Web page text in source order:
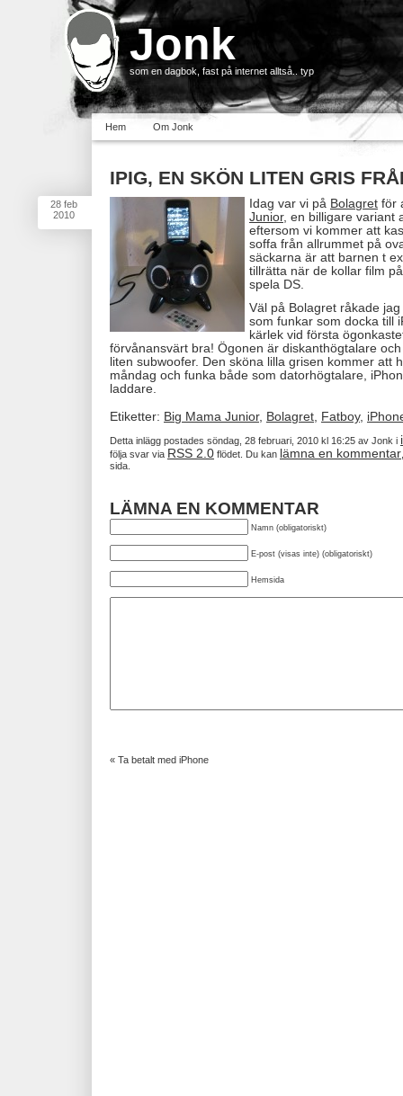
Jonk
som en dagbok, fast på internet alltså.. typ
Hem Om Jonk
28 feb
2010
IPIG, EN SKÖN LITEN GRIS
Idag var vi på Bolagret för
Junior, en billigare variant
eftersom vi kommer att
soffa från allrummet på
säckarna är att barnen t
tillrätta när de kollar film
spela DS.
Väl på Bolagret råkade
som funkar som docka till
kärlek vid första
förvånansvärt bra! Ögonen är diskanthögtalare
liten subwoofer. Den sköna lilla grisen kommer att
måndag och funka både som datorhögtalare,
laddare.
Etiketter: Big Mama Junior, Bolagret, Fatboy,
Detta inlägg postades söndag, 28 februari, 2010 kl 16:25 av Jonk i
följa svar via RSS 2.0 flödet. Du kan lämna en kommentar
sida.
LÄMNA EN KOMMENTAR
Namn (obligatoriskt)
E-post (visas inte) (obligatoriskt)
Hemsida
« Ta betalt med iPhone